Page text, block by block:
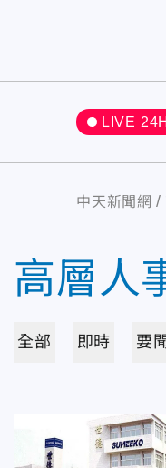
LIVE
中天新聞網
高層人
全部 即時 要